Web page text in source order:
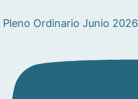
Pleno Ordinario Junio 2026